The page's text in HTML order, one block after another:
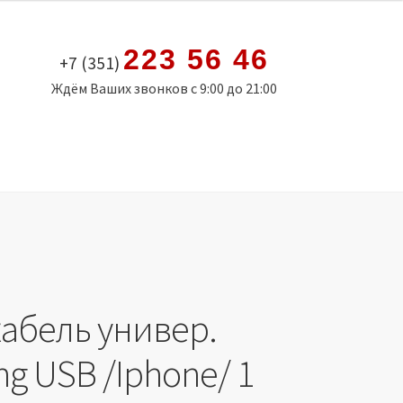
+7 (351) 223 56 46
Ждём Ваших звонков с 9:00 до 21:00
универ.
USB /Iphone/ 1